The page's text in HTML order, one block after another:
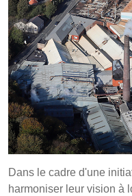
NAUMD 2026 (1)
FINLANDE
GERMANY,
AUSTRIA &
SWITZERLAND
Dans le cadre d'une
harmoniser leur vision à